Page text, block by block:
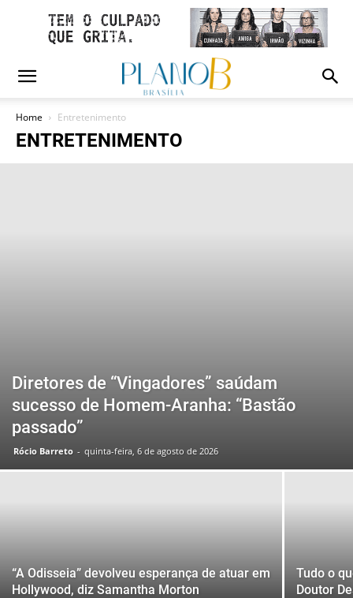
Home Entretenimento
ENTRETENIMENTO
Diretores de “Vingadores” saúdam
sucesso de Homem-Aranha: “Bastão
passado”
Rócio Barreto - quinta-feira, 6 de agosto de 2026
“A Odisseia” devolveu esperança de atuar em
Hollywood, diz Samantha Morton
Tudo o
Doutor